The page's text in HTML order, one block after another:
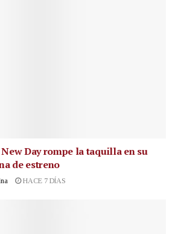
Day rompe la taquilla en su
de estreno
HACE 7 DÍAS